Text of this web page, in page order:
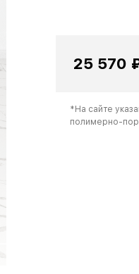
25 570
*На сайте
полимерно-